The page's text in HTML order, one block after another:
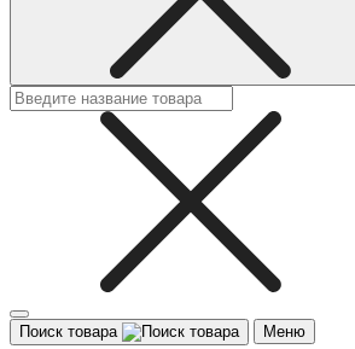
Поиск товара Меню